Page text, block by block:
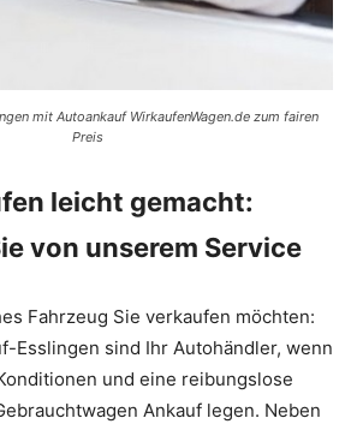
mit Autoankauf WirkaufenWagen.de zum fairen
Preis
leicht gemacht:
von unserem Service
Fahrzeug Sie verkaufen möchten:
Esslingen sind Ihr Autohändler, wenn
und eine reibungslose
Ankauf legen. Neben